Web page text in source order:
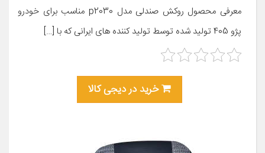
معرفی محصول روکش صندلی مدل p2030 مناسب برای خودرو
پژو 405 تولید شده توسط تولید کننده های ایرانی که با […]
خرید در دیجی کالا